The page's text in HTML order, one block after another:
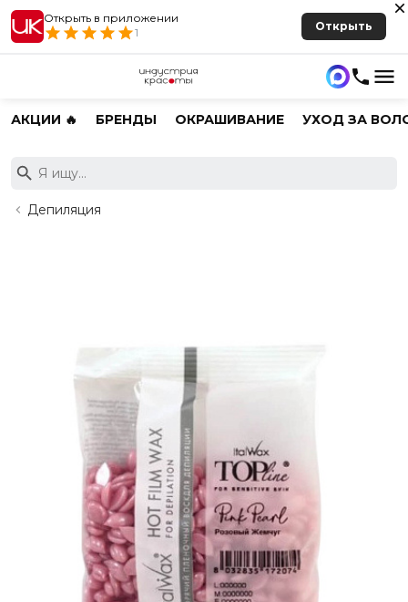
Открыть в приложении
1
Открыть
АКЦИИ 🔥 БРЕНДЫ ОКРАШИВАНИЕ УХОД ЗА
Депиляция